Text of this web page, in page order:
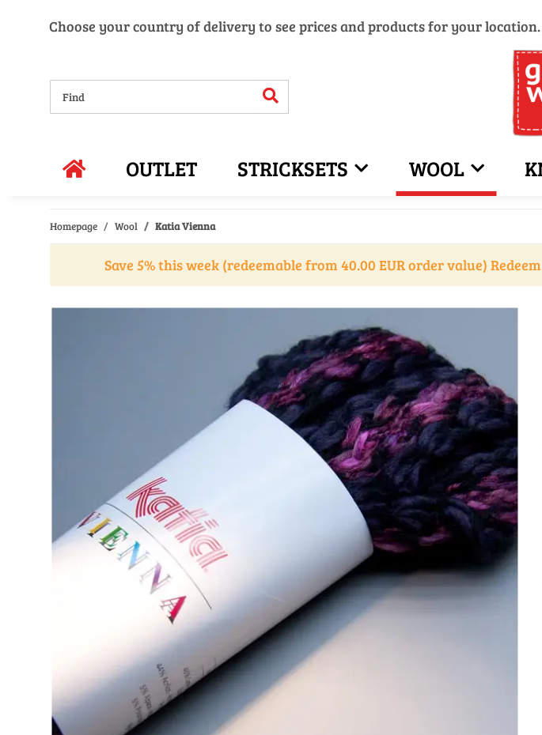
Choose your country of delivery to see prices and products for your location.
OUTLET STRICKSETS WOOL
Homepage Wool Katia Vienna
Save 5% this week (redeemable from 40.00 EUR order value)